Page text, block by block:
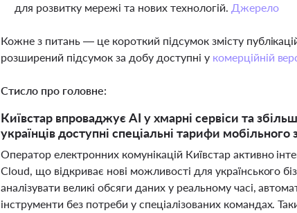
для розвитку мережі та нових технологій. Джерело
Кожне з питань — це короткий підсумок змісту
розширений підсумок за добу доступні у комерційній
Стисло про головне:
Київстар впроваджує AI у хмарні сервіси та
українців доступні спеціальні тарифи
Оператор електронних комунікацій Київстар активно
Cloud, що відкриває нові можливості для українського
аналізувати великі обсяги даних у реальному часі,
інструменти без потреби у спеціалізованих командах.